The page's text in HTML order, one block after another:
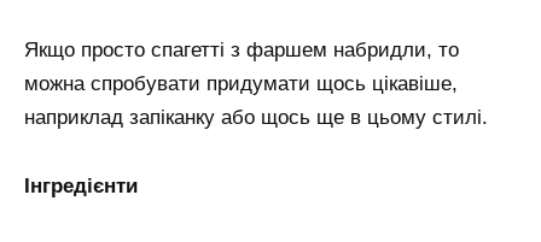
Якщо просто спагетті з фаршем набридли, то
можна спробувати придумати щось цікавіше,
наприклад запіканку або щось ще в цьому стилі.
Інгредієнти